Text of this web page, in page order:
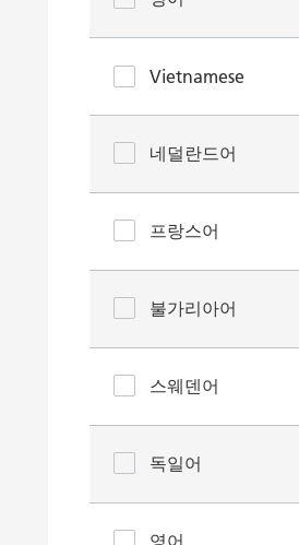
Vietnamese
네덜란드어
프랑스어
불가리아어
스웨덴어
독일어
영어